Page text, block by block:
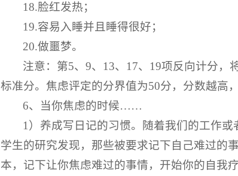
18.脸红发热；
19.容易入睡并且睡得很好；
20.做噩梦。
注意：第5、9、13、17、19项反向计分，
标准分。焦虑评定的分界值为50分，分数越高
6、当你焦虑的时候……
1）养成写日记的习惯。随着我们的工作
学生的研究发现，那些被要求记下自己难过的
本，记下让你焦虑难过的事情，开始你的自我疗